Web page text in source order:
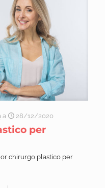
a 28/12/2020
per
chirurgo plastico per